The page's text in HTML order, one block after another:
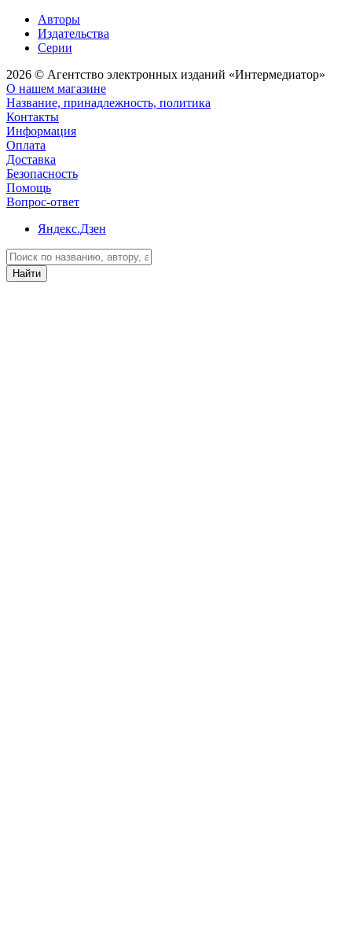
Авторы
Издательства
Серии
2026 © Агентство электронных изданий «Интермедиатор»
О нашем магазине
Название, принадлежность, политика
Контакты
Информация
Оплата
Доставка
Безопасность
Помощь
Вопрос-ответ
Яндекс.Дзен
Найти